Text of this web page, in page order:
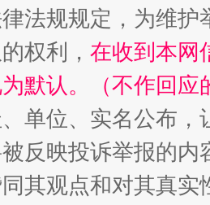
法规规定，为维
权利， 在收到本网
默认。（不作回应
单位、实名公布
反映投诉举报的
其观点和对其真实